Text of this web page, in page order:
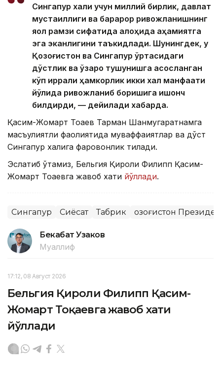
Сингапур халқи учун миллий бирлик, давлат
мустақиллиги ва барқарор ривожланишнинг
яққол рамзи сифатида алоҳида аҳамиятга
эга эканлигини таъкидлади. Шунингдек, у
Қозоғистон ва Сингапур ўртасидаги
дўстлик ва ўзаро тушунишга асосланган
кўп қиррали ҳамкорлик икки халқ манфаати
йўлида ривожланиб боришига ишонч
билдирди, — дейилади хабарда.
Қасим-Жомарт Тоқаев Тарман Шанмугаратнамга
масъулиятли фаолиятида муваффақиятлар ва дўст
Сингапур халқига фаровонлик тилади.
Эслатиб ўтамиз, Бельгия Қироли Филипп Қасим-
Жомарт Тоқаевга жавоб хати йўллади.
Сингапур Сиёсат Табрик Қозоғистон
Бекабат Узаков
Муаллиф
17:12, 08 Август 2026
Бельгия Қироли Филипп Қасим-
Жомарт Тоқаевга жавоб хати
йўллади